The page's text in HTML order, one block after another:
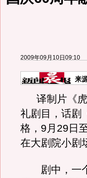
2009年09月10日09:10
来
译制片《虎
礼剧目，话剧
格，9月29日
在大剧院小剧
剧中，一个